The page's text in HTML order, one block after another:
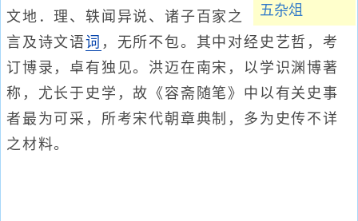
五杂俎
文地．理、轶闻异说、诸子百家之
言及诗文语词 ，无所不包。其中对经史艺哲，考
订博录，卓有独见。洪迈在南宋，以学识渊博著
称，尤长于史学，故《容斋随笔》中以有关史事
者最为可采，所考宋代朝章典制，多为史传不详
之材料。